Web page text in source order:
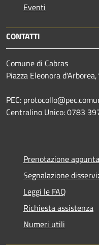
Eventi
CONTATTI
Comune di Cabras
Piazza Eleonora
PEC:
Centralino Unico: 0783
Prenotazione
Segnalazione
Leggi le FAQ
Richiesta assistenza
Numeri utili